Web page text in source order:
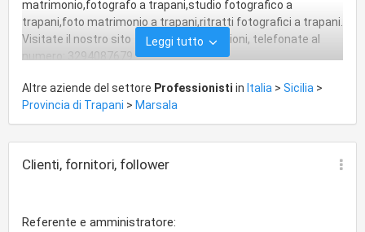
matrimonio,fotografo a trapani,studio fotografico a
trapani,foto matrimonio a trapani,ritratti fotografici a trapani.
Visitate il nostro sito null . Per informazioni, telefonate al
numero: 3294087679
Leggi tutto
Altre aziende del settore Professionisti in Italia > Sicilia >
Provincia di Trapani > Marsala
Clienti, fornitori, follower
Referente e amministratore: